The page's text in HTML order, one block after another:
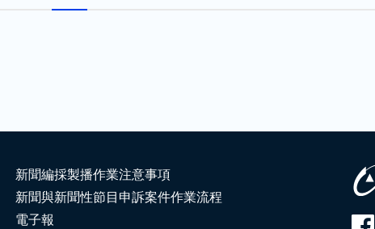
新聞編採製播作業注意事項
新聞與新聞性節目申訴案件作業流程
電子報